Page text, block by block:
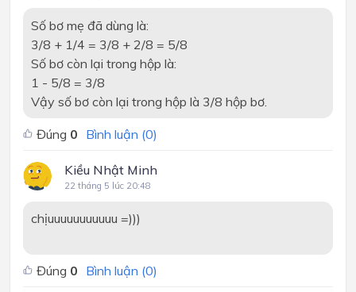
Số bơ mẹ đã dùng là:
3/8 + 1/4 = 3/8 + 2/8 = 5/8
Số bơ còn lại trong hộp là:
1 - 5/8 = 3/8
Vậy số bơ còn lại trong hộp là 3/8 hộp bơ.
Đúng 0 Bình luận (0)
Kiều Nhật Minh
22 tháng 5 lúc 20:48
chịuuuuuuuuuuu =)))
Đúng 0 Bình luận (0)